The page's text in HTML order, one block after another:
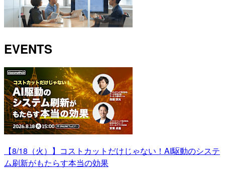
EVENTS
【8/18（火）】コストカットだけじゃない！AI駆動のシステ
ム刷新がもたらす本当の効果